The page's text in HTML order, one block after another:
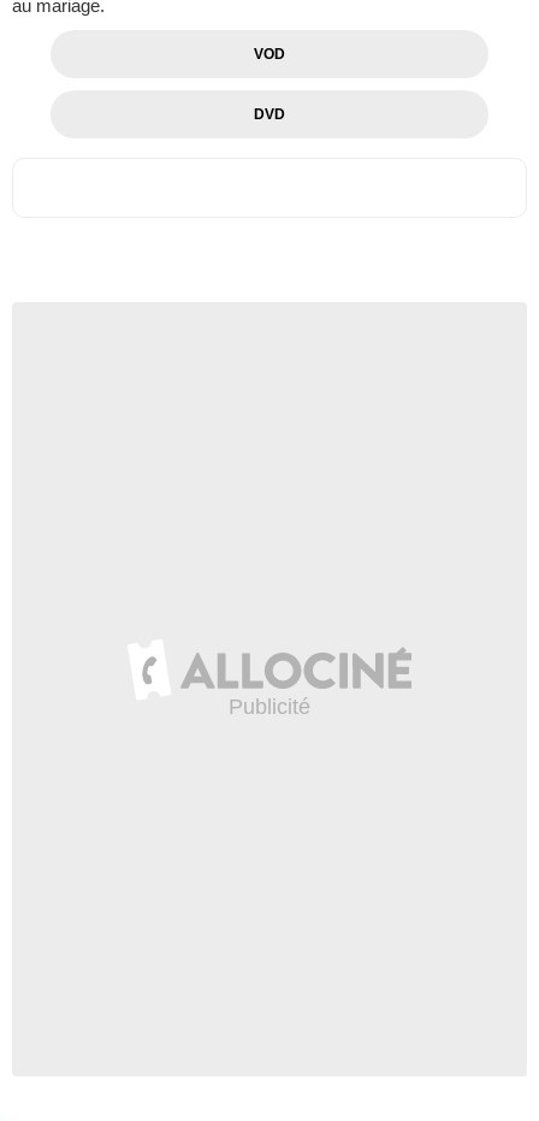
au mariage.
VOD
DVD